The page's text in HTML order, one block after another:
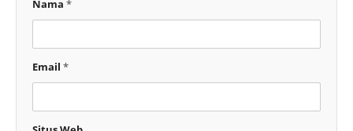
Nama *
Email *